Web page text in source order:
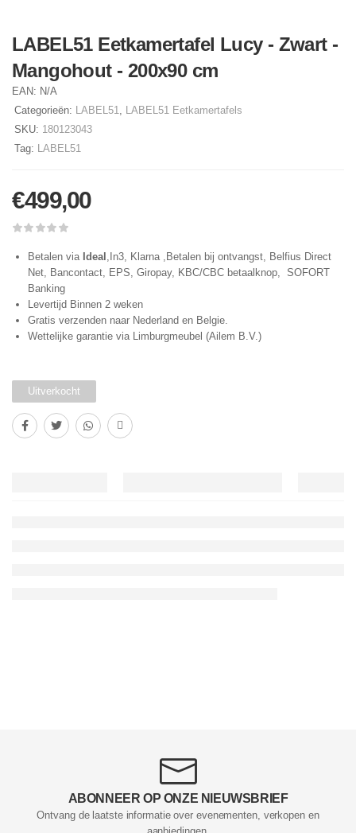
LABEL51 Eetkamertafel Lucy - Zwart -
Mangohout - 200x90 cm
EAN: N/A
Categorieën: LABEL51, LABEL51 Eetkamertafels
SKU: 180123043
Tag: LABEL51
€499,00
Betalen via Ideal ,In3, Klarna ,Betalen bij ontvangst, Belfius Direct
Net, Bancontact, EPS, Giropay, KBC/CBC betaalknop, SOFORT
Banking
Levertijd Binnen 2 weken
Gratis verzenden naar Nederland en Belgie.
Wettelijke garantie via Limburgmeubel (Ailem B.V.)
Uitverkocht
ABONNEER OP ONZE NIEUWSBRIEF
Ontvang de laatste informatie over evenementen, verkopen en